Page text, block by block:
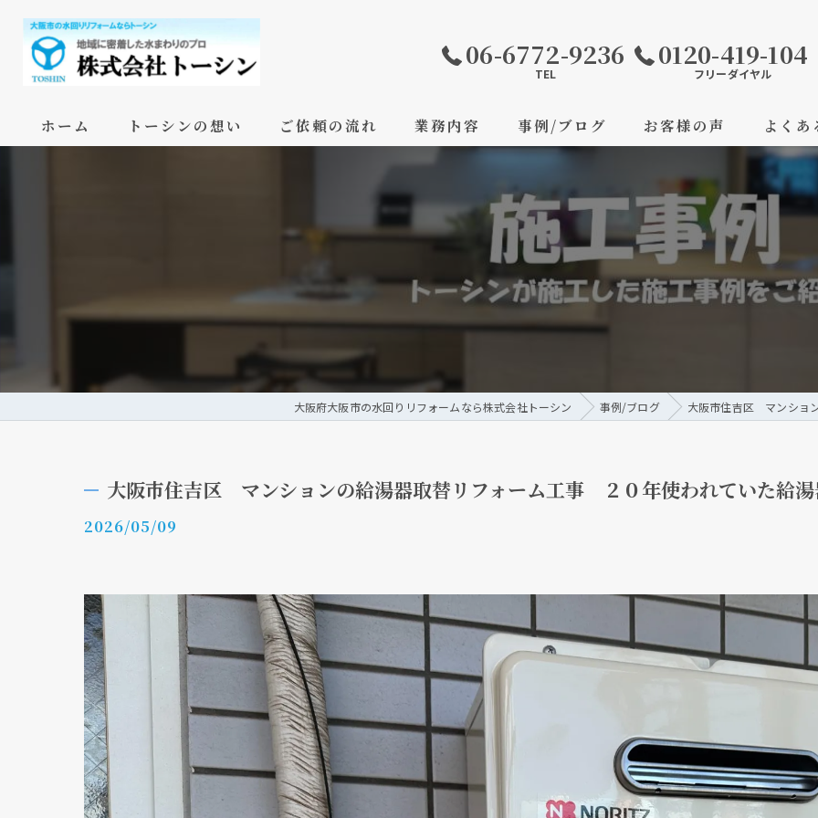
06-6772-9236
TEL
0120-419-104
フリーダイヤル
ホーム トーシンの想い ご依頼の流れ 業務内容 事例/ブログ お客様の声 よく
大阪府大阪市の水回りリフォームなら株式会社トーシン 事例/ブログ 大阪市住吉区 マンショ
大阪市住吉区 マンションの給湯器取替リフォーム工事 ２０年使われていた給
2026/05/09